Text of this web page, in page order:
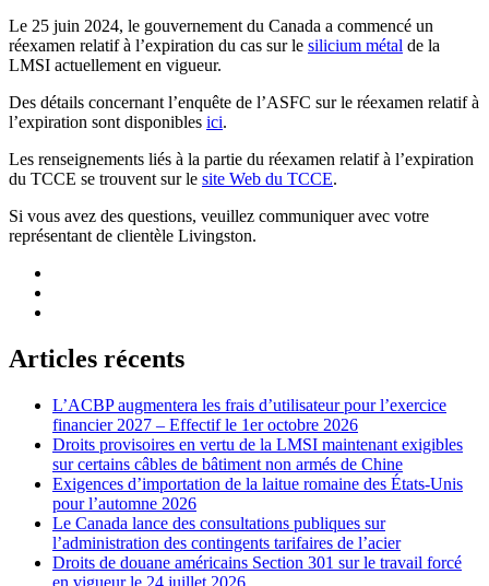
Le 25 juin 2024, le gouvernement du Canada a commencé un
réexamen relatif à l’expiration du cas sur le silicium métal de la
LMSI actuellement en vigueur.
Des détails concernant l’enquête de l’ASFC sur le réexamen relatif à
l’expiration sont disponibles ici.
Les renseignements liés à la partie du réexamen relatif à l’expiration
du TCCE se trouvent sur le site Web du TCCE.
Si vous avez des questions, veuillez communiquer avec votre
représentant de clientèle Livingston.
Articles récents
L’ACBP augmentera les frais d’utilisateur pour l’exercice
financier 2027 – Effectif le 1er octobre 2026
Droits provisoires en vertu de la LMSI maintenant exigibles
sur certains câbles de bâtiment non armés de Chine
Exigences d’importation de la laitue romaine des États-Unis
pour l’automne 2026
Le Canada lance des consultations publiques sur
l’administration des contingents tarifaires de l’acier
Droits de douane américains Section 301 sur le travail forcé